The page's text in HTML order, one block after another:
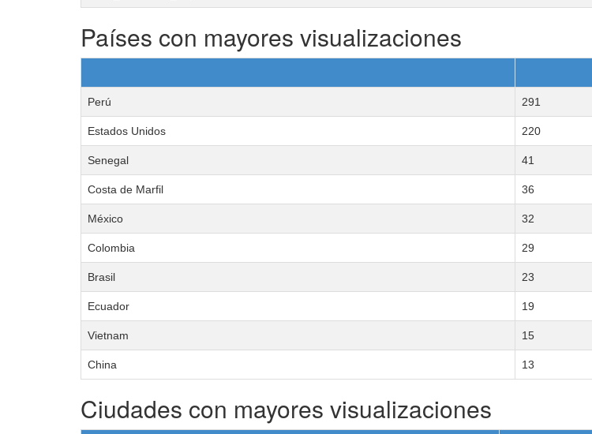
Países con mayores visualizaciones
Perú 291
Estados Unidos 220
Senegal 41
Costa de Marfil 36
México 32
Colombia 29
Brasil 23
Ecuador 19
Vietnam 15
China 13
Ciudades con mayores visualizaciones